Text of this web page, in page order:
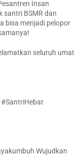
Insan
santri BSMR dan
bisa menjadi pelopor
seluruh umat
Wujudkan